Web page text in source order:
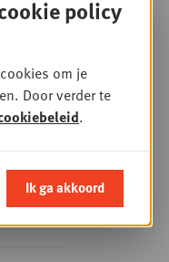
policy
om je
Door verder te
.
Ik ga akkoord